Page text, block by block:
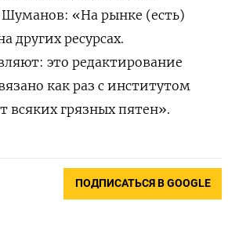
Шуманов: «На рынке (есть)
других ресурсах.
это редактирование
как раз с институтом
грязных пятен».
ПОДПИСАТЬСЯ В GOOGLE